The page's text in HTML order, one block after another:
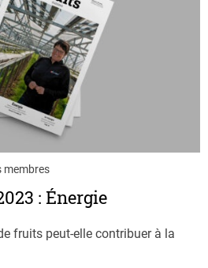
membres
: Énergie
fruits peut-elle contribuer à la